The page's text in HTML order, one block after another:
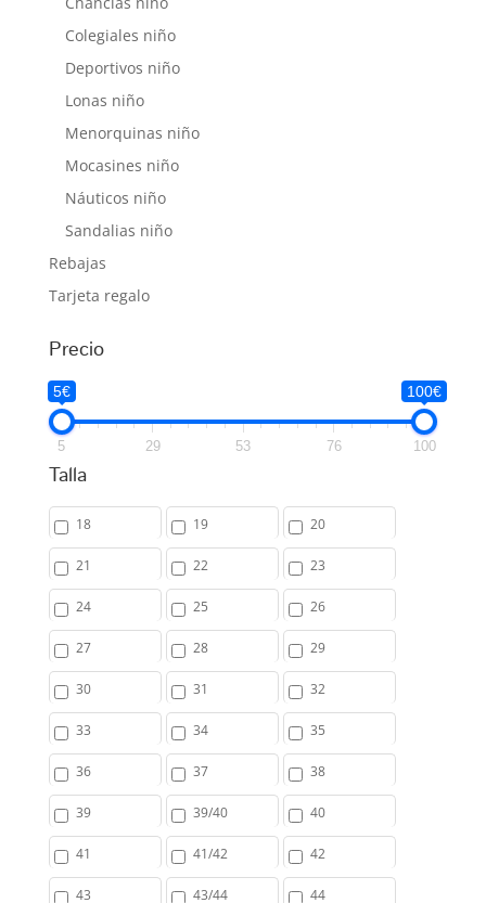
relación calidad precio y el primer cambio
siempre gratis.
Colegiales niño
Deportivos niño
Lonas niño
Menorquinas niño
Mocasines niño
Náuticos niño
Sandalias niño
Rebajas
Tarjeta regalo
Precio
5€ 100€
5 29 53 76 100
Talla
18 19 20
21 22 23
24 25 26
27 28 29
30 31 32
33 34 35
36 37 38
39 39/40 40
41 41/42 42
43 43/44 44